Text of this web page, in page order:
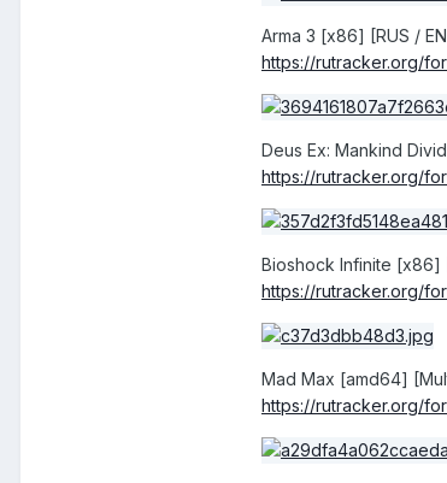
Arma 3 [x86] [RUS /
https://rutracker.org/
Deus Ex: Mankind
https://rutracker.org/
Bioshock Infinite [x86]
https://rutracker.org/
Mad Max [amd64]
https://rutracker.org/